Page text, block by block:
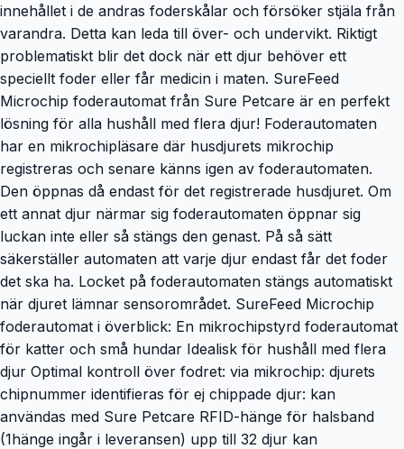
innehållet i de andras foderskålar och försöker stjäla från
varandra. Detta kan leda till över- och undervikt. Riktigt
problematiskt blir det dock när ett djur behöver ett
speciellt foder eller får medicin i maten. SureFeed
Microchip foderautomat från Sure Petcare är en perfekt
lösning för alla hushåll med flera djur! Foderautomaten
har en mikrochipläsare där husdjurets mikrochip
registreras och senare känns igen av foderautomaten.
Den öppnas då endast för det registrerade husdjuret. Om
ett annat djur närmar sig foderautomaten öppnar sig
luckan inte eller så stängs den genast. På så sätt
säkerställer automaten att varje djur endast får det foder
det ska ha. Locket på foderautomaten stängs automatiskt
när djuret lämnar sensorområdet. SureFeed Microchip
foderautomat i överblick: En mikrochipstyrd foderautomat
för katter och små hundar Idealisk för hushåll med flera
djur Optimal kontroll över fodret: via mikrochip: djurets
chipnummer identifieras för ej chippade djur: kan
användas med Sure Petcare RFID-hänge för halsband
(1hänge ingår i leveransen) upp till 32 djur kan